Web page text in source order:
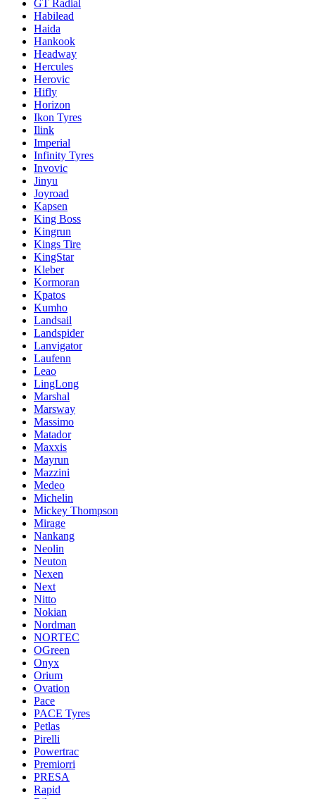
GT Radial
Habilead
Haida
Hankook
Headway
Hercules
Herovic
Hifly
Horizon
Ikon Tyres
Ilink
Imperial
Infinity Tyres
Invovic
Jinyu
Joyroad
Kapsen
King Boss
Kingrun
Kings Tire
KingStar
Kleber
Kormoran
Kpatos
Kumho
Landsail
Landspider
Lanvigator
Laufenn
Leao
LingLong
Marshal
Marsway
Massimo
Matador
Maxxis
Mayrun
Mazzini
Medeo
Michelin
Mickey Thompson
Mirage
Nankang
Neolin
Neuton
Nexen
Next
Nitto
Nokian
Nordman
NORTEC
OGreen
Onyx
Orium
Ovation
Pace
PACE Tyres
Petlas
Pirelli
Powertrac
Premiorri
PRESA
Rapid